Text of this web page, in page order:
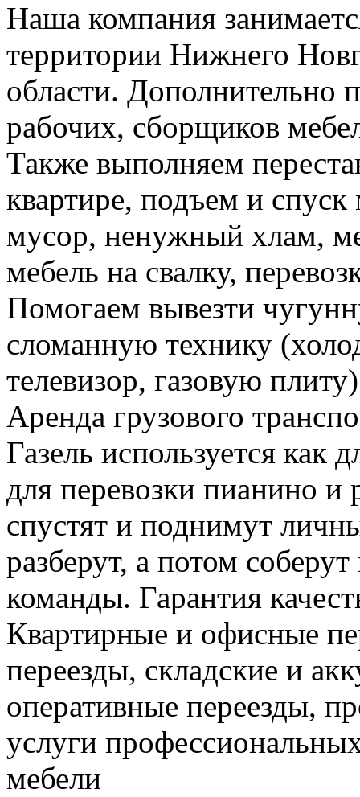
Наша компания
территории Нижнего
области. Дополнительно
рабочих, сборщиков
Также выполняем
квартире, подъем и
мусор, ненужный хлам,
мебель на свалку,
Помогаем вывезти
сломанную технику
телевизор, газовую плиту)
Аренда грузового
Газель используется как
для перевозки пианино и
спустят и поднимут
разберут, а потом
команды. Гарантия
Квартирные и офисные
переезды, складские и
оперативные переезды,
услуги
мебели